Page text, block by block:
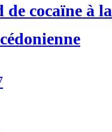
de cocaïne à la